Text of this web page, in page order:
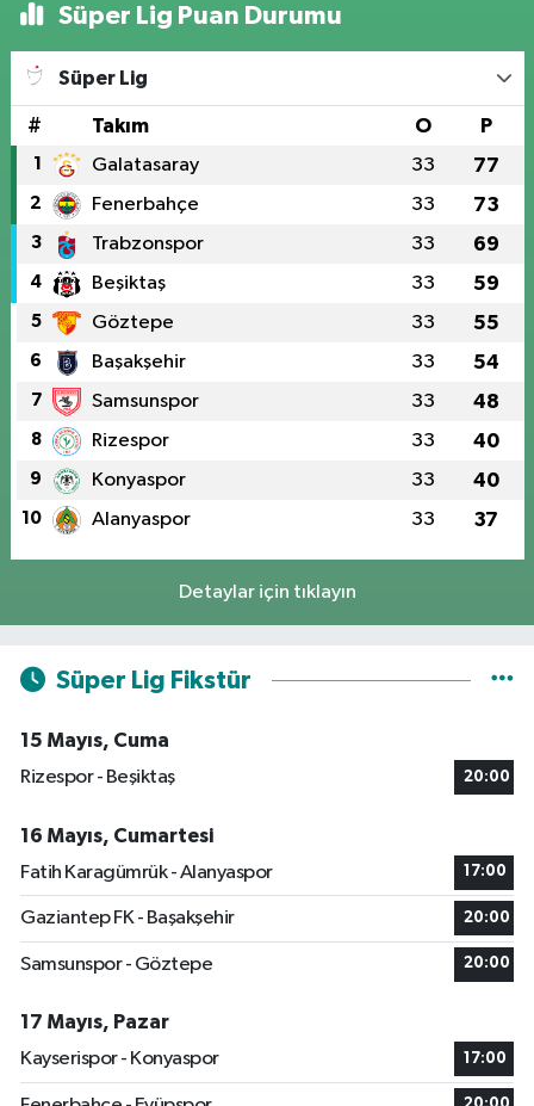
Süper Lig Puan Durumu
Süper Lig
# Takım O P
1 Galatasaray 33 77
2 Fenerbahçe 33 73
3 Trabzonspor 33 69
4 Beşiktaş 33 59
5 Göztepe 33 55
6 Başakşehir 33 54
7 Samsunspor 33 48
8 Rizespor 33 40
9 Konyaspor 33 40
10 Alanyaspor 33 37
Detaylar için tıklayın
Süper Lig Fikstür
15 Mayıs, Cuma
Rizespor - Beşiktaş
20:00
16 Mayıs, Cumartesi
Fatih Karagümrük - Alanyaspor
17:00
Gaziantep FK - Başakşehir 20:00
Samsunspor - Göztepe 20:00
17 Mayıs, Pazar
Kayserispor - Konyaspor
17:00